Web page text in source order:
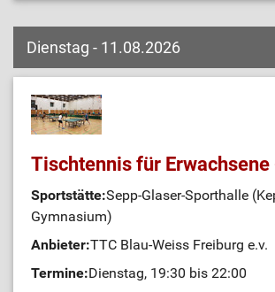
Dienstag - 11.08.2026
Tischtennis für Erwachsene
Sportstätte:Sepp-Glaser-Sporthalle
Gymnasium)
Anbieter:TTC Blau-Weiss Freiburg e.v.
Termine:Dienstag, 19:30 bis 22:00